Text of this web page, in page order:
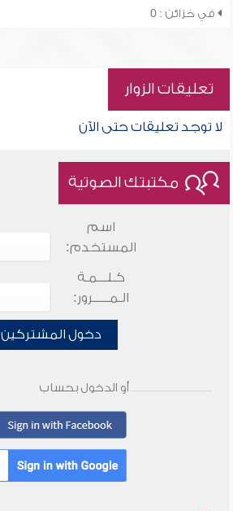
في خزائن : 0
تعليقات الزوار
لا توجد تعليقات حتى الآن
مكتبتك الصوتية
اسم
المستخدم:
كـلـــمـة
الـمـــــرور:
دخول المشتركين
أو الدخول بحساب